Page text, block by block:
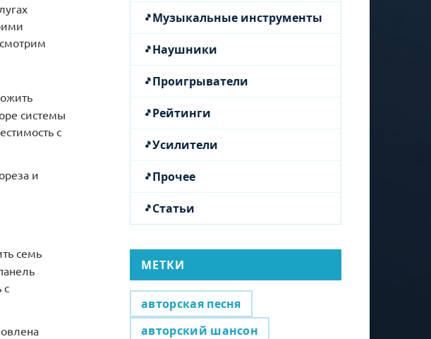
системы
с
и
семь
с
Музыкальные инструменты
Наушники
Проигрыватели
Рейтинги
Усилители
Прочее
Статьи
МЕТКИ
авторская песня
авторский шансон